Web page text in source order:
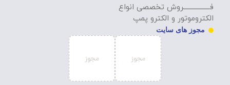
فـــــــــــــــــروش تخصصی انواع
الکتروموتور و الکترو پمپ
مجوز های سایت